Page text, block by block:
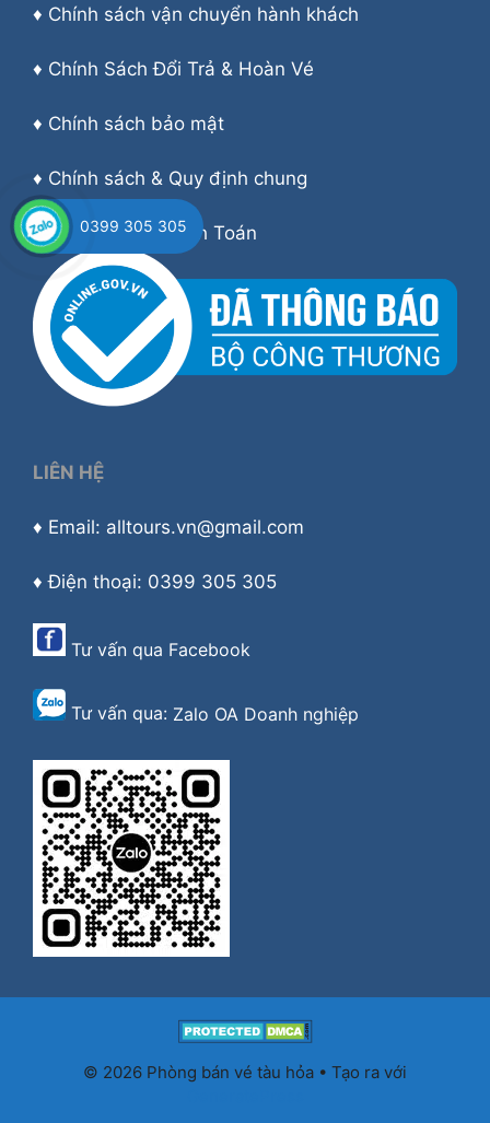
♦ Chính sách vận chuyển hành khách
♦ Chính Sách Đổi Trả & Hoàn Vé
♦ Chính sách bảo mật
♦ Chính sách & Quy định chung
♦Hướng dẫn Thanh Toán
LIÊN HỆ
♦ Email: alltours.vn@gmail.com
♦ Điện thoại: 0399 305 305
Tư vấn qua Facebook
Tư vấn qua: Zalo OA Doanh nghiệp
© 2026 Phòng bán vé tàu hỏa • Tạo ra với
0399 305 305